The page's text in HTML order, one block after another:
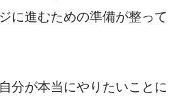
に進むための準備が整って
分が本当にやりたいことに